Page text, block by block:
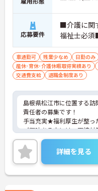
応募要件
■介護に関
福祉士必
車通勤可 残業少なめ 日勤のみ
産休･育休･介護休暇取得実績あり
交通費支給
退職金制度あり
島根県松江市に位置する
責任者の募集です！
手当充実★福利厚生が整っ
ご興味ある方には、面接
詳細をお話しいたします
い。
詳細を見る